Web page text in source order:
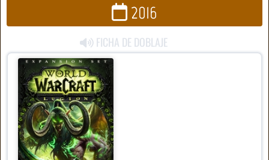
2016
FICHA DE DOBLAJE